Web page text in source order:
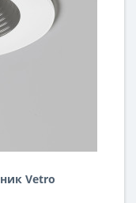
Vetro